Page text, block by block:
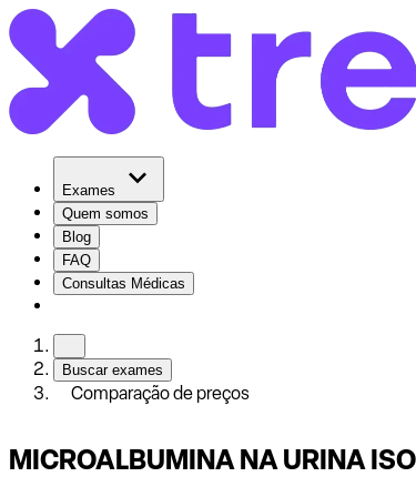
Exames
Quem somos
Blog
FAQ
Consultas Médicas
Buscar exames
Comparação de preços
MICROALBUMINA NA URINA